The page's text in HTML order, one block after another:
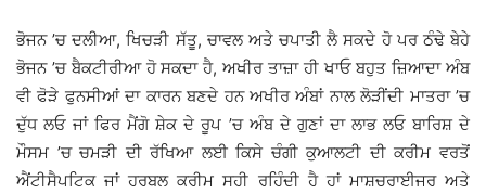
ਭੋਜਨ ’ਚ ਦਲੀਆ, ਖਿਚੜੀ ਸੱਤੂ, ਚਾਵਲ ਅਤੇ ਚਪਾਤੀ ਲੈ ਸਕਦੇ ਹੋ ਪਰ ਠੰਢੇ ਬੇਹੇ
ਭੋਜਨ ’ਚ ਬੈਕਟੀਰੀਆ ਹੋ ਸਕਦਾ ਹੈ, ਅਖੀਰ ਤਾਜ਼ਾ ਹੀ ਖਾਓ ਬਹੁਤ ਜ਼ਿਆਦਾ ਅੰਬ
ਵੀ ਫੋੜੇ ਫੁਨਸੀਆਂ ਦਾ ਕਾਰਨ ਬਣਦੇ ਹਨ ਅਖੀਰ ਅੰਬਾਂ ਨਾਲ ਲੋੜੀਂਦੀ ਮਾਤਰਾ ’ਚ
ਦੁੱਧ ਲਓ ਜਾਂ ਫਿਰ ਮੈਂਗੋ ਸ਼ੇਕ ਦੇ ਰੂਪ ’ਚ ਅੰਬ ਦੇ ਗੁਣਾਂ ਦਾ ਲਾਭ ਲਓ ਬਾਰਿਸ਼ ਦੇ
ਮੌਸਮ ’ਚ ਚਮੜੀ ਦੀ ਰੱਖਿਆ ਲਈ ਕਿਸੇ ਚੰਗੀ ਕੁਆਲਟੀ ਦੀ ਕਰੀਮ ਵਰਤੋਂ
ਐਂਟੀਸੈਪਟਿਕ ਜਾਂ ਹਰਬਲ ਕਰੀਮ ਸਹੀ ਰਹਿੰਦੀ ਹੈ ਹਾਂ ਮਾਸ਼ਚਰਾਈਜਰ ਅਤੇ